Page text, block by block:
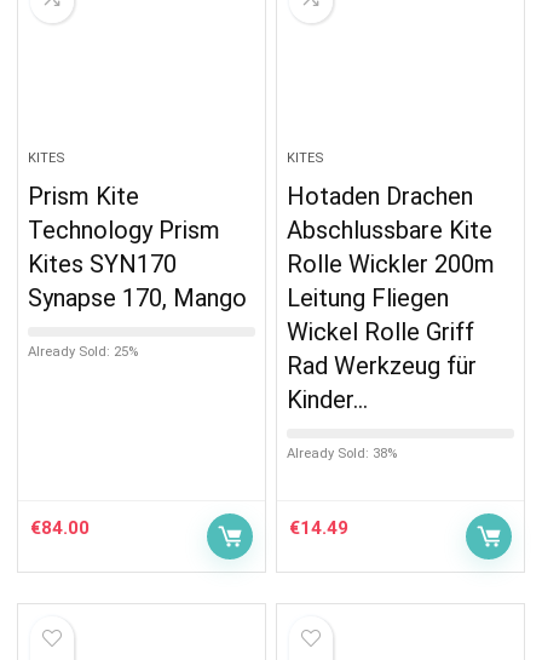
KITES
Prism Kite
Technology Prism
Kites SYN170
Synapse 170, Mango
Already Sold: 25%
€84.00
KITES
Hotaden Drachen
Abschlussbare Kite
Rolle Wickler 200m
Leitung Fliegen
Wickel Rolle Griff
Rad Werkzeug für
Kinder…
Already Sold: 38%
€14.49